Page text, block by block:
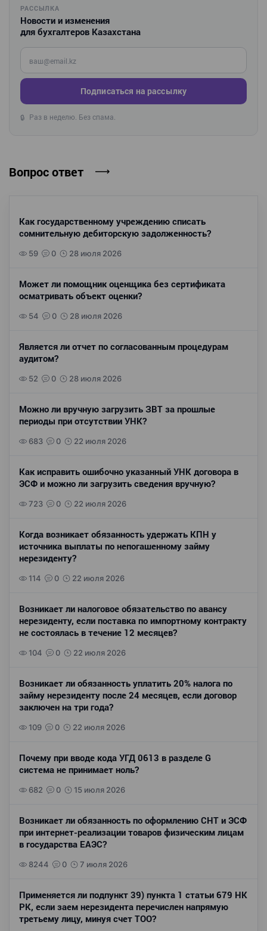
РАССЫЛКА
Новости и изменения
для бухгалтеров Казахстана
Введите ваш e-mail
Подписаться на рассылку
🔒 Раз в неделю. Без спама.
Вопрос ответ
Как государственному учреждению списать
сомнительную дебиторскую задолженность?
59 0 28 июля 2026
Может ли помощник оценщика без сертификата
осматривать объект оценки?
54 0 28 июля 2026
Является ли отчет по согласованным процедурам
аудитом?
52 0 28 июля 2026
Можно ли вручную загрузить ЗВТ за прошлые
периоды при отсутствии УНК?
683 0 22 июля 2026
Как исправить ошибочно указанный УНК договора в
ЭСФ и можно ли загрузить сведения вручную?
723 0 22 июля 2026
Когда возникает обязанность удержать КПН у
источника выплаты по непогашенному займу
нерезиденту?
114 0 22 июля 2026
Возникает ли налоговое обязательство по авансу
нерезиденту, если поставка по импортному контракту
не состоялась в течение 12 месяцев?
104 0 22 июля 2026
Возникает ли обязанность уплатить 20% налога по
займу нерезиденту после 24 месяцев, если договор
заключен на три года?
109 0 22 июля 2026
Почему при вводе кода УГД 0613 в разделе G
система не принимает ноль?
682 0 15 июля 2026
Возникает ли обязанность по оформлению СНТ и ЭСФ
при интернет-реализации товаров физическим лицам
в государства ЕАЭС?
8244 0 7 июля 2026
Применяется ли подпункт 39) пункта 1 статьи 679 НК
РК, если заем нерезидента перечислен напрямую
третьему лицу, минуя счет ТОО?